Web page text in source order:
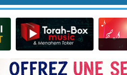
12 nouvelles musiques dans
30 personnes viennent de
Il reste 49 places pour étudier
3 personnes viennent de nous
2 personnes viennent de nous